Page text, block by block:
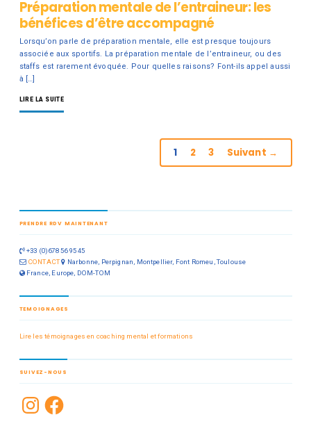
Préparation mentale de l’entraineur: les
bénéfices d’être accompagné
Lorsqu’on parle de préparation mentale, elle est presque toujours
associée aux sportifs. La préparation mentale de l’entraineur, ou des
staffs est rarement évoquée. Pour quelles raisons? Font-ils appel aussi
à […]
LIRE LA SUITE
1 2 3 Suivant →
PRENDRE RDV MAINTENANT
+33 (0)678 56 95 45
CONTACT
Narbonne, Perpignan, Montpellier, Font Romeu, Toulouse
France, Europe, DOM-TOM
TEMOIGNAGES
Lire les témoignages en coaching mental et formations
SUIVEZ-NOUS